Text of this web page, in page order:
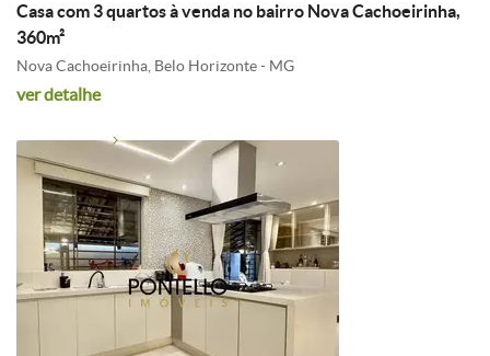
Casa com 3 quartos à venda no bairro Nova Cachoeirinha,
360m²
Nova Cachoeirinha, Belo Horizonte - MG
ver detalhe